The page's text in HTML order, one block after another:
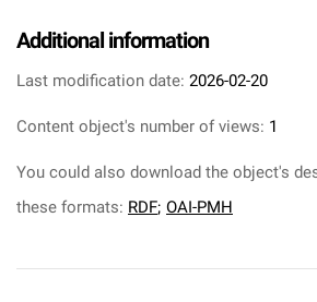
Additional information
Last modification date: 2026-02-20
Content object's number of views: 1
You could also download the object's
these formats: RDF; OAI-PMH